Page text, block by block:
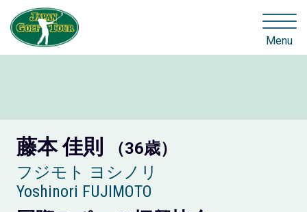
Menu
藤本 佳則
（36歳）
フジモト ヨシノリ
Yoshinori FUJIMOTO